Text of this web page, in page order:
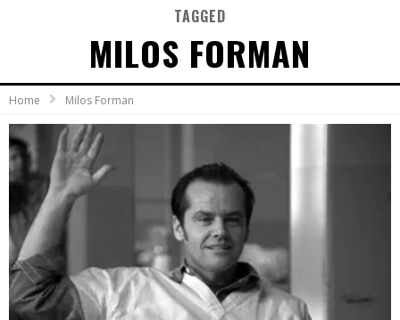
A subida da rampa é diferente!
Faça o bem! Mas, sem olhar a quem!?
Novo single de Arnaldo Tifu, “De Testa” explora brasilidade em sons, cores e símbolos
TAGGED
MILOS FORMAN
Home Milos Forman